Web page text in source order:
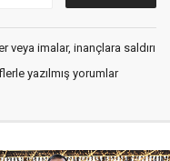
imalar, inançlara saldırı
yazılmış yorumlar